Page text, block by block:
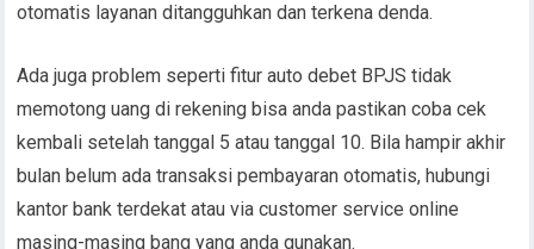
otomatis layanan ditangguhkan dan terkena denda.
Ada juga problem seperti fitur auto debet BPJS tidak
memotong uang di rekening bisa anda pastikan coba cek
kembali setelah tanggal 5 atau tanggal 10. Bila hampir akhir
bulan belum ada transaksi pembayaran otomatis, hubungi
kantor bank terdekat atau via customer service online
masing-masing bang yang anda gunakan.